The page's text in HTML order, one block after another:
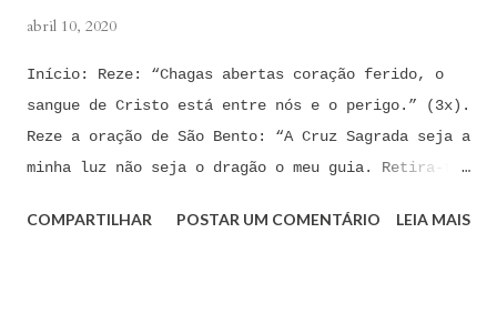
abril 10, 2020
Início: Reze: “Chagas abertas coração ferido, o
sangue de Cristo está entre nós e o perigo.” (3x).
Reze a oração de São Bento: “A Cruz Sagrada seja a
minha luz não seja o dragão o meu guia. Retira-te
que me ofereces, bebe tu mesmo o teu veneno.” Reze
COMPARTILHAR POSTAR UM COMENTÁRIO LEIA MAIS